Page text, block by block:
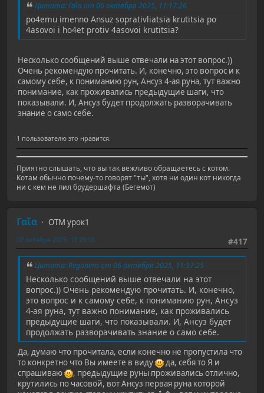
Цитата: Γαῖα от 06 октября 2025, 11:17:26
po4emu imenno Ansuz soprativliatsia krutitsia po
4asovoi i ho4et protiv 4asovoi krutitsia?
Несколько сообщений выше отвечали на этот вопрос.))
Очень рекомендую прочитать. И, конечно, это вопрос и к
самому себе, к пониманию рун, Ансуз 4-ая руна, тут важно
понимание, как проживались предыдущие шаги, что
показывали. И, Ансуз будет продолжать разворачивать
знание о само себе.
1 пользователю это нравится.
Приятно слышать, что вы так вежливо обращаетесь с котом.
Котам обычно почему-то говорят "ты", хотя ни один кот никогда
ни с кем не пил брудершафта (Бегемот)
Γαῖα
ОТМ урок1
#417
07 октября 2025, 17:29:16
Цитата: Regonens от 06 октября 2025, 11:37:25
Несколько сообщений выше отвечали на этот
вопрос.)) Очень рекомендую прочитать. И, конечно,
это вопрос и к самому себе, к пониманию рун, Ансуз
4-ая руна, тут важно понимание, как проживались
предыдущие шаги, что показывали. И, Ансуз будет
продолжать разворачивать знание о само себе.
Да, думаю что прочитала, если конечно не пропустила что
то конкретно что Вы имеете в виду
да, себя то Я и
спрашиваю
, предыдущие руны проживались отлично,
крутились по часовой, вот Ансуз первая руна которой